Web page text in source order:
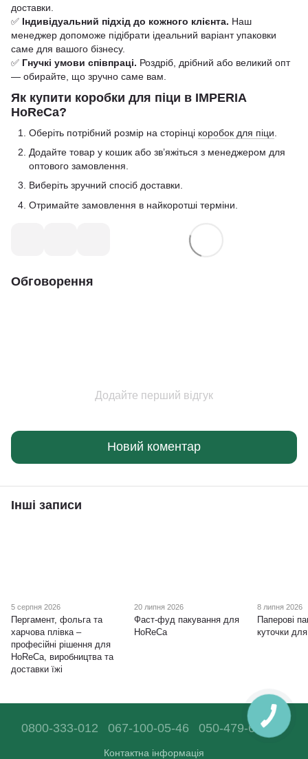
доставки.
✅ Індивідуальний підхід до кожного клієнта. Наш
менеджер допоможе підібрати ідеальний варіант упаковки
саме для вашого бізнесу.
✅ Гнучкі умови співпраці. Роздріб, дрібний або великий опт
— обирайте, що зручно саме вам.
Як купити коробки для піци в IMPERIA
HoReCa?
Оберіть потрібний розмір на сторінці коробок для піци
Додайте товар у кошик або зв’яжіться з менеджером для
оптового замовлення.
Виберіть зручний спосіб доставки.
Отримайте замовлення в найкоротші терміни.
Обговорення
Додайте перший відгук
Новий коментар
Інші записи
5 серпня 2026
Пергамент, фольга та
харчова плівка –
професійні рішення для
HoReCa, виробництва та
доставки їжі
20 липня 2026
Фаст-фуд пакування для
HoReCa
8 липня 2026
Паперові
куточки
0800-333-012 067-100-05-46 050-479-68-36
Контактна інформація